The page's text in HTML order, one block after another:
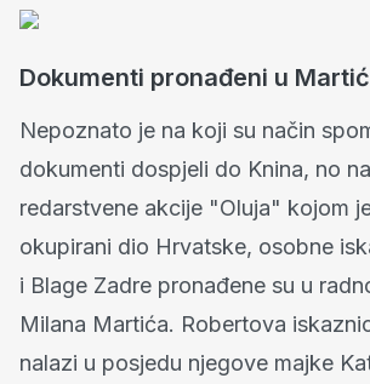
Dokumenti pronađeni u
Nepoznato je na koji su način
dokumenti dospjeli do Knina, no
redarstvene akcije "Oluja" kojom
okupirani dio Hrvatske, osobne
i Blage Zadre pronađene su u
Milana Martića. Robertova
nalazi u posjedu njegove majke